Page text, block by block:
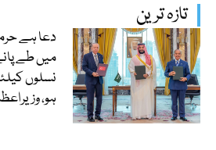
تازہ ترین
دعا ہے
میں طے
نسلوں
ہو،